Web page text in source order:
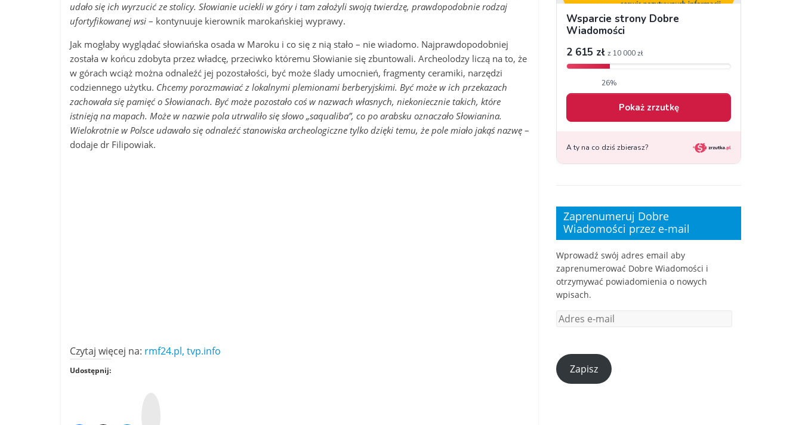
udało się ich wyrzucić ze stolicy. Słowianie uciekli w góry i tam założyli swoją twierdzę, prawdopodobnie rodzaj
ufortyfikowanej wsi – kontynuuje kierownik marokańskiej wyprawy.
Jak mogłaby wyglądać słowiańska osada w Maroku i co się z nią stało – nie wiadomo. Najprawdopodobniej
została w końcu zdobyta przez władcę, przeciwko któremu Słowianie się zbuntowali. Archeolodzy liczą na to, że
w górach wciąż można odnaleźć jej pozostałości, być może ślady umocnień, fragmenty ceramiki, narzędzi
codziennego użytku. Chcemy porozmawiać z lokalnymi plemionami berberyjskimi. Być może w ich przekazach
zachowała się pamięć o Słowianach. Być może pozostało coś w nazwach własnych, niekoniecznie takich, które
istnieją na mapach. Może w nazwie pola utrwaliło się słowo „saqualiba”, co po arabsku oznaczało Słowianina.
Wielokrotnie w Polsce udawało się odnaleźć stanowiska archeologiczne tylko dzięki temu, że pole miało jakąś nazwę –
dodaje dr Filipowiak.
Czytaj więcej na: rmf24.pl, tvp.info
Udostępnij:
Zaprenumeruj Dobre
Wiadomości przez e-mail
Wprowadź swój adres email aby
zaprenumerować Dobre Wiadomości i
otrzymywać powiadomienia o nowych
wpisach.
Zapisz